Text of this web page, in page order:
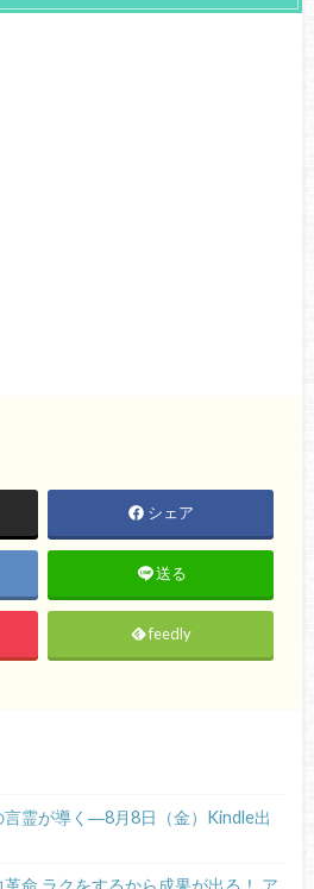
シェア
送る
feedly
言霊が導く―8月8日（金）Kindle出
命 ラクをするから成果が出る！ ア